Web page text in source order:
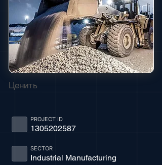
Ценить
1305202587
PROJECT ID
Industrial Manufacturing
SECTOR